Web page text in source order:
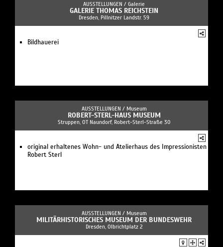
AUSSTELLUNGEN / Galerie
GALERIE THOMAS REICHSTEIN
Dresden, Pillnitzer Landstr. 59
Bildhauerei
AUSSTELLUNGEN / Museum
ROBERT-STERL-HAUS MUSEUM
Struppen, OT Naundorf, Robert-Sterl-Straße 30
original erhaltenes Wohn- und Atelierhaus des Impressionisten
Robert Sterl
AUSSTELLUNGEN / Museum
MILITÄRHISTORISCHES MUSEUM DER BUNDESWEHR
Dresden, Olbrichtplatz 2